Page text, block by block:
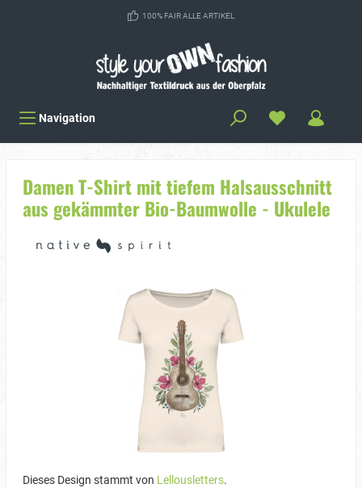
100% FAIR ALLE ARTIKEL
Navigation
Damen T-Shirt mit tiefem Halsausschnitt
aus gekämmter Bio-Baumwolle - Ukulele
Dieses Design stammt von Lellousletters.